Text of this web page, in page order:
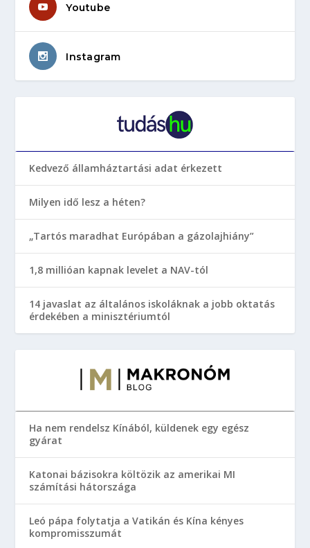
Youtube
Instagram
Kedvező államháztartási adat érkezett
Milyen idő lesz a héten?
„Tartós maradhat Európában a gázolajhiány”
1,8 millióan kapnak levelet a NAV-tól
14 javaslat az általános iskoláknak a jobb oktatás
érdekében a minisztériumtól
Ha nem rendelsz Kínából, küldenek egy egész
gyárat
Katonai bázisokra költözik az amerikai MI
számítási hátországa
Leó pápa folytatja a Vatikán és Kína kényes
kompromisszumát